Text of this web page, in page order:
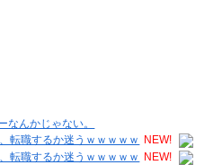
なんかじゃない。
転職するか迷うｗｗｗｗｗ
NEW!
転職するか迷うｗｗｗｗｗ
NEW!